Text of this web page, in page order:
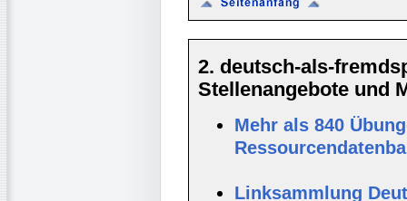
2. deutsch-als-
Stellenangebote und
Mehr als 840
Linksammlung